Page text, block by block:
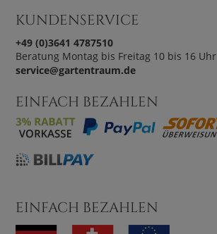
KUNDENSERVICE
+49 (0)3641 4787510
Beratung Montag bis Freitag 10 bis 16 Uhr
service@gartentraum.de
EINFACH BEZAHLEN
EINFACH BEZAHLEN